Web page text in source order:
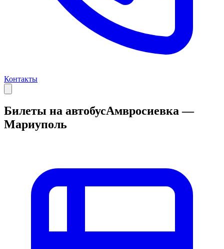
Контакты
Билеты на автобусАмвросиевка —
Мариуполь